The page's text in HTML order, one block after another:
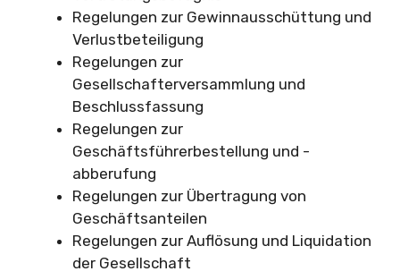
Regelungen zur Gewinnausschüttung und
Verlustbeteiligung
Regelungen zur
Gesellschafterversammlung und
Beschlussfassung
Regelungen zur
Geschäftsführerbestellung und -
abberufung
Regelungen zur Übertragung von
Geschäftsanteilen
Regelungen zur Auflösung und Liquidation
der Gesellschaft